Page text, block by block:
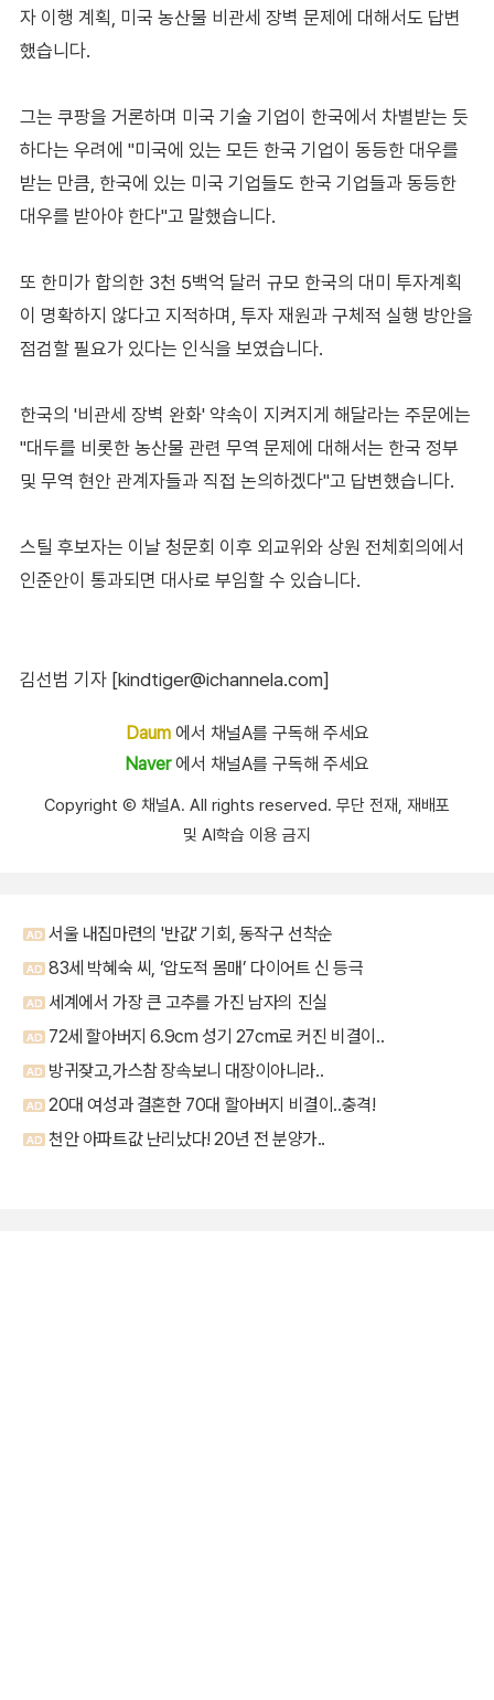
자 이행 계획, 미국 농산물 비관세 장벽 문제에 대해서도 답변
했습니다.
그는 쿠팡을 거론하며 미국 기술 기업이 한국에서 차별받는 듯
하다는 우려에 "미국에 있는 모든 한국 기업이 동등한 대우를
받는 만큼, 한국에 있는 미국 기업들도 한국 기업들과 동등한
대우를 받아야 한다"고 말했습니다.
또 한미가 합의한 3천 5백억 달러 규모 한국의 대미 투자계획
이 명확하지 않다고 지적하며, 투자 재원과 구체적 실행 방안을
점검할 필요가 있다는 인식을 보였습니다.
한국의 '비관세 장벽 완화' 약속이 지켜지게 해달라는 주문에는
"대두를 비롯한 농산물 관련 무역 문제에 대해서는 한국 정부
및 무역 현안 관계자들과 직접 논의하겠다"고 답변했습니다.
스틸 후보자는 이날 청문회 이후 외교위와 상원 전체회의에서
인준안이 통과되면 대사로 부임할 수 있습니다.
김선범 기자 [kindtiger@ichannela.com]
Daum에서 채널A를 구독해 주세요
Naver에서 채널A를 구독해 주세요
Copyright Ⓒ 채널A. All rights reserved. 무단 전재, 재배포
및 AI학습 이용 금지